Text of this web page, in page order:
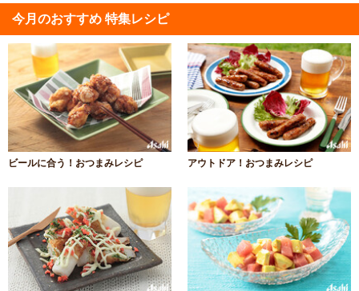
今月のおすすめ 特集レシピ
ビールに合う！おつまみレシピ アウトドア！おつまみレシピ